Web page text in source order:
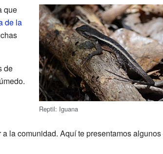
Reptil: Iguana
que
de la
de
la comunidad. Aquí te presentamos